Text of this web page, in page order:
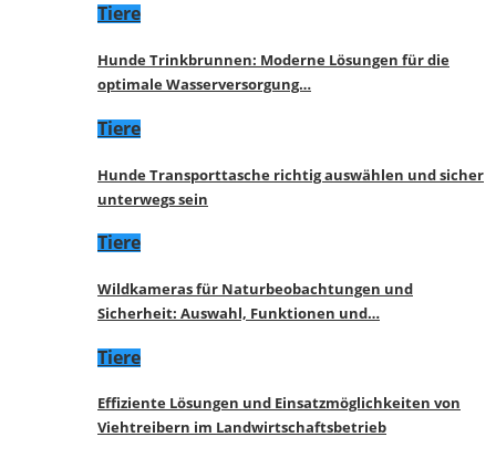
Tiere
Hunde Trinkbrunnen: Moderne Lösungen für die
optimale Wasserversorgung…
Tiere
Hunde Transporttasche richtig auswählen und sicher
unterwegs sein
Tiere
Wildkameras für Naturbeobachtungen und
Sicherheit: Auswahl, Funktionen und…
Tiere
Effiziente Lösungen und Einsatzmöglichkeiten von
Viehtreibern im Landwirtschaftsbetrieb